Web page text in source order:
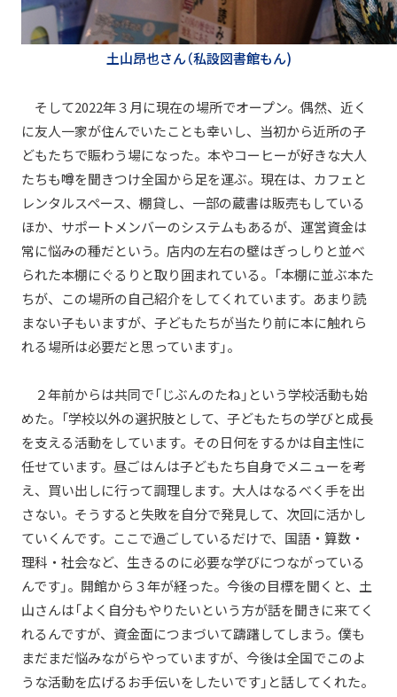
土山昂也さん（私設図書館もん)
そして2022年３月に現在の場所でオープン。偶然、近く
に友人一家が住んでいたことも幸いし、当初から近所の子
どもたちで賑わう場になった。本やコーヒーが好きな大人
たちも噂を聞きつけ全国から足を運ぶ。現在は、カフェと
レンタルスペース、棚貸し、一部の蔵書は販売もしている
ほか、サポートメンバーのシステムもあるが、運営資金は
常に悩みの種だという。店内の左右の壁はぎっしりと並べ
られた本棚にぐるりと取り囲まれている。「本棚に並ぶ本た
ちが、この場所の自己紹介をしてくれています。あまり読
まない子もいますが、子どもたちが当たり前に本に触れら
れる場所は必要だと思っています」。
２年前からは共同で「じぶんのたね」という学校活動も始
めた。「学校以外の選択肢として、子どもたちの学びと成長
を支える活動をしています。その日何をするかは自主性に
任せています。昼ごはんは子どもたち自身でメニューを考
え、買い出しに行って調理します。大人はなるべく手を出
さない。そうすると失敗を自分で発見して、次回に活かし
ていくんです。ここで過ごしているだけで、国語・算数・
理科・社会など、生きるのに必要な学びにつながっている
んです」。開館から３年が経った。今後の目標を聞くと、土
山さんは「よく自分もやりたいという方が話を聞きに来てく
れるんですが、資金面につまづいて躊躇してしまう。僕も
まだまだ悩みながらやっていますが、今後は全国でこのよ
うな活動を広げるお手伝いをしたいです」と話してくれた。